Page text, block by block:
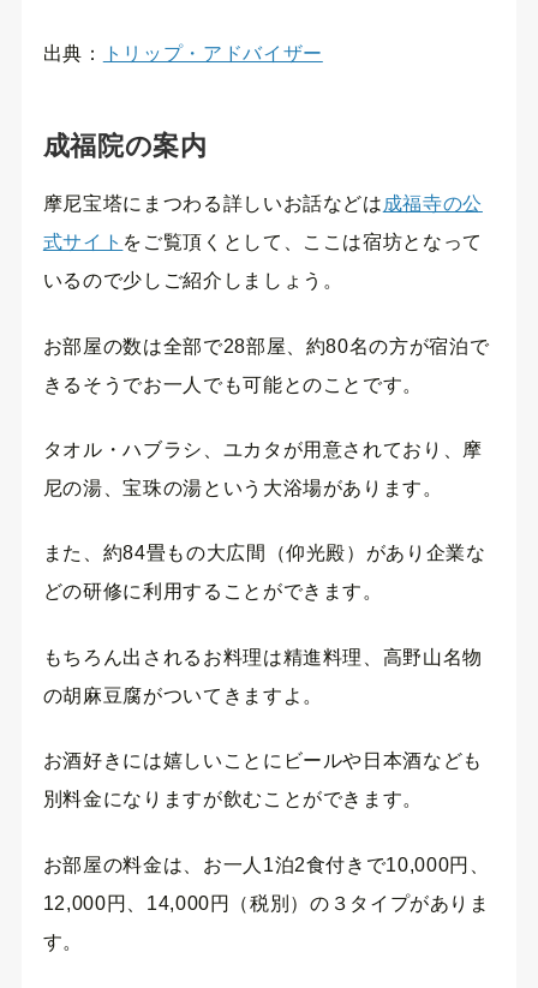
出典： トリップ・アドバイザー
成福院の案内
摩尼宝塔にまつわる詳しいお話などは 成福寺の公
式サイト をご覧頂くとして、ここは宿坊となって
いるので少しご紹介しましょう。
お部屋の数は全部で28部屋、約80名の方が宿泊で
きるそうでお一人でも可能とのことです。
タオル・ハブラシ、ユカタが用意されており、摩
尼の湯、宝珠の湯という大浴場があります。
また、約84畳もの大広間（仰光殿）があり企業な
どの研修に利用することができます。
もちろん出されるお料理は精進料理、高野山名物
の胡麻豆腐がついてきますよ。
お酒好きには嬉しいことにビールや日本酒なども
別料金になりますが飲むことができます。
お部屋の料金は、お一人1泊2食付きで10,000円、
12,000円、14,000円（税別）の３タイプがありま
す。